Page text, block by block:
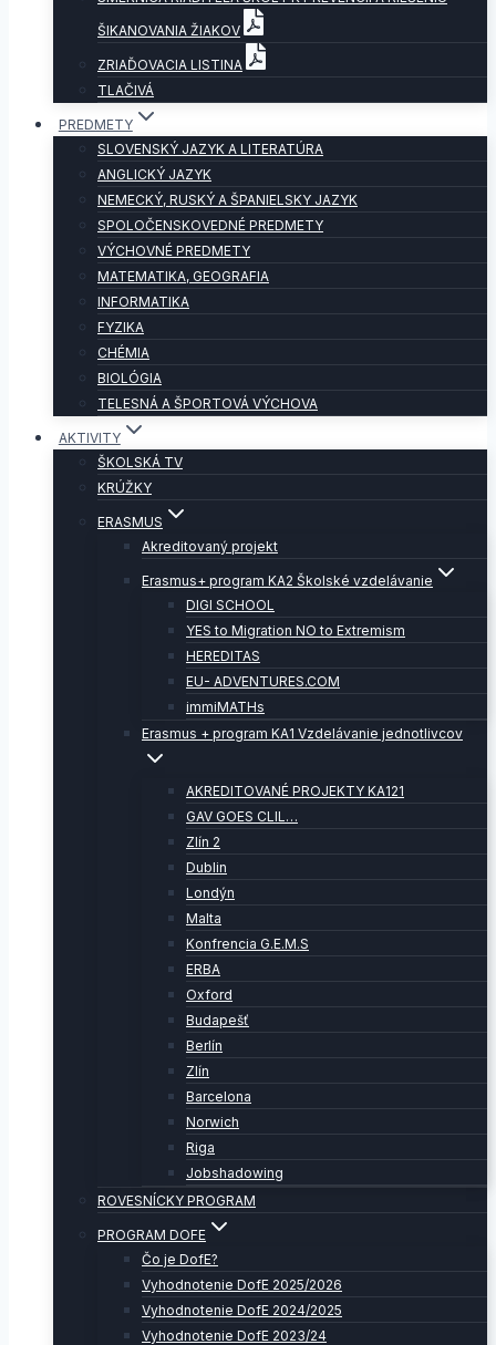
ŠIKANOVANIA ŽIAKOV
ZRIAĎOVACIA LISTINA
TLAČIVÁ
PREDMETY
SLOVENSKÝ JAZYK A LITERATÚRA
ANGLICKÝ JAZYK
NEMECKÝ, RUSKÝ A ŠPANIELSKY JAZYK
SPOLOČENSKOVEDNÉ PREDMETY
VÝCHOVNÉ PREDMETY
MATEMATIKA, GEOGRAFIA
INFORMATIKA
FYZIKA
CHÉMIA
BIOLÓGIA
TELESNÁ A ŠPORTOVÁ VÝCHOVA
AKTIVITY
ŠKOLSKÁ TV
KRÚŽKY
ERASMUS
Akreditovaný projekt
Erasmus+ program KA2 Školské vzdelávanie
DIGI SCHOOL
YES to Migration NO to Extremism
HEREDITAS
EU- ADVENTURES.COM
immiMATHs
Erasmus + program KA1 Vzdelávanie jednotlivcov
AKREDITOVANÉ PROJEKTY KA121
GAV GOES CLIL…
Zlín 2
Dublin
Londýn
Malta
Konfrencia G.E.M.S
ERBA
Oxford
Budapešť
Berlín
Zlín
Barcelona
Norwich
Riga
Jobshadowing
ROVESNÍCKY PROGRAM
PROGRAM DOFE
Čo je DofE?
Vyhodnotenie DofE 2025/2026
Vyhodnotenie DofE 2024/2025
Vyhodnotenie DofE 2023/24